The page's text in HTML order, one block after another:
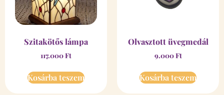
Szitakötős lámpa
117.000Ft
Kosárba teszem
Olvasztott üvegmedál
9.000Ft
Kosárba teszem